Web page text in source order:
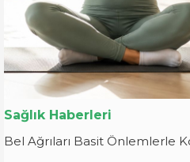
Sağlık Haberleri
Bel Ağrıları Basit Önlemlerle